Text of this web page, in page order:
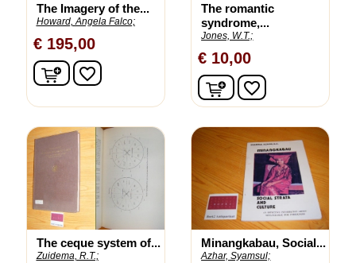
The Imagery of the...
Howard, Angela Falco;
€ 195,00
In winkelwagen
favorite_border
The romantic
syndrome,...
Jones, W.T.;
€ 10,00
In winkelwagen
favorite_border
The ceque system of...
Zuidema, R.T.;
Minangkabau, Social...
Azhar, Syamsul;